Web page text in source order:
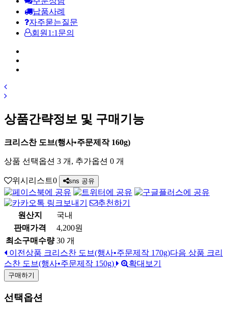
납품사례
자주묻는질문
회원1:1문의
상품간략정보 및 구매기능
크리스찬 도브(행사•주문제작 160g)
상품 선택옵션 3 개, 추가옵션 0 개
위시리스트0 sns 공유
추천하기
원산지
국내
판매가격
4,200원
최소구매수량 30 개
이전상품 크리스찬 도브(행사•주문제작 170g)다음 상품 크리
스찬 도브(행사•주문제작 150g)
확대보기
구매하기
선택옵션